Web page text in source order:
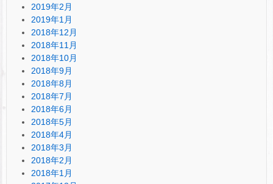
2019年2月
2019年1月
2018年12月
2018年11月
2018年10月
2018年9月
2018年8月
2018年7月
2018年6月
2018年5月
2018年4月
2018年3月
2018年2月
2018年1月